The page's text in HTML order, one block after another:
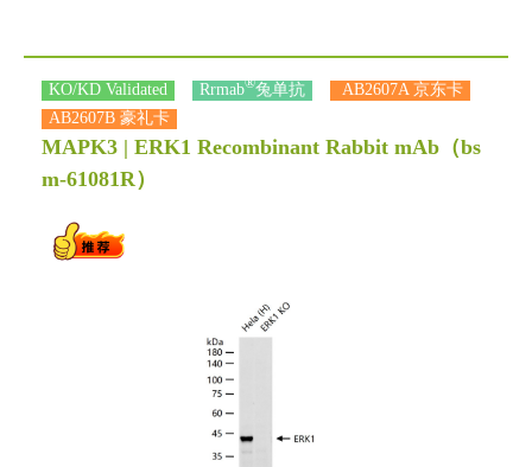
KO/KD Validated Rrmab®兔单抗
AB2607A 京东卡
AB2607B 豪礼卡
MAPK3 | ERK1 Recombinant Rabbit mAb （bs
m-61081R）